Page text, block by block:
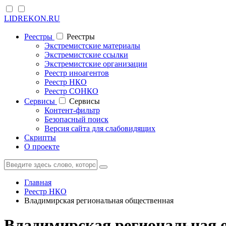
LIDREKON.RU
Реестры
Реестры
Экстремистские материалы
Экстремистские ссылки
Экстремистские организации
Реестр иноагентов
Реестр НКО
Реестр СОНКО
Cервисы
Cервисы
Контент-фильтр
Безопасный поиск
Версия сайта для слабовидящих
Скрипты
О проекте
Главная
Реестр НКО
Владимирская региональная общественная